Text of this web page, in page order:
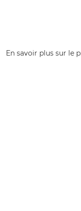
En savoir plus sur le